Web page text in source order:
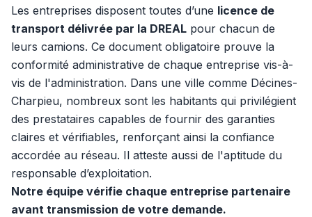
Les entreprises disposent toutes d’une licence de
transport délivrée par la DREAL pour chacun de
leurs camions. Ce document obligatoire prouve la
conformité administrative de chaque entreprise vis-à-
vis de l'administration. Dans une ville comme Décines-
Charpieu, nombreux sont les habitants qui privilégient
des prestataires capables de fournir des garanties
claires et vérifiables, renforçant ainsi la confiance
accordée au réseau. Il atteste aussi de l'aptitude du
responsable d’exploitation.
Notre équipe vérifie chaque entreprise partenaire
avant transmission de votre demande.